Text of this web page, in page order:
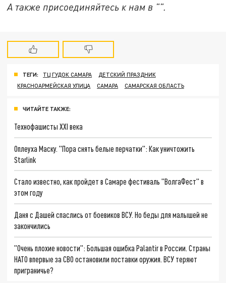
А также присоединяйтесь к нам в "".
ТЕГИ: ТЦ ГУДОК САМАРА
ДЕТСКИЙ ПРАЗДНИК
КРАСНОАРМЕЙСКАЯ УЛИЦА
САМАРА САМАРСКАЯ ОБЛАСТЬ
ЧИТАЙТЕ ТАКЖЕ:
Технофашисты XXI века
Оплеуха Маску. "Пора снять белые перчатки": Как уничтожить
Starlink
Стало известно, как пройдет в Самаре фестиваль "ВолгаФест" в
этом году
Даня с Дашей спаслись от боевиков ВСУ. Но беды для малышей не
закончились
"Очень плохие новости": Большая ошибка Palantir в России. Страны
НАТО впервые за СВО остановили поставки оружия. ВСУ теряют
приграничье?